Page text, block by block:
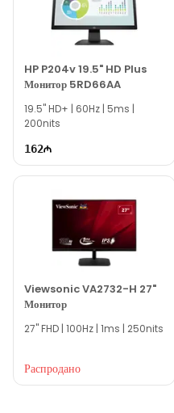
компьютерной технике, вы
наш сайт.
Если вам нужна помощь с
специалисты готовы помочь
Мы всегда готовы ответить
связанные с моделью
Professional Monitor
онлайн-поддержку на
Вне рабочего времени вы
Благодарим вас за
компании!
HP P204v 19.5" HD Plus
Монитор 5RD66AA
19.5'' HD+ | 60Hz | 5ms |
200nits
162
Viewsonic VA2732-H 27"
Монитор
27'' FHD | 100Hz | 1ms | 250nits
Распродано